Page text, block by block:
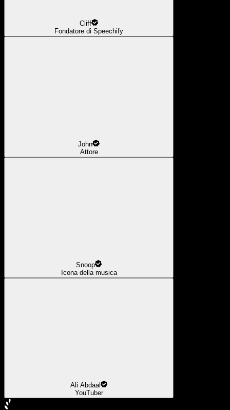
Cliff
Fondatore di Speechify
John
Attore
Snoop
Icona della musica
Ali Abdaal
YouTuber